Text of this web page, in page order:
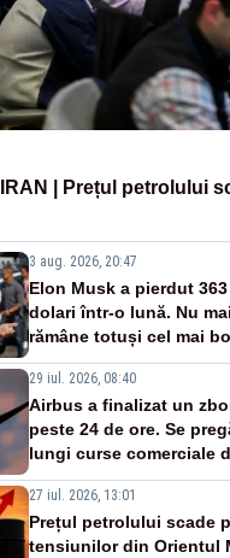
| Prețul petrolului
3 aug. 2026, 20:47
Elon Musk a pierdut
dolari într-o lună. Nu
rămâne totuși cel mai
29 iul. 2026, 08:40
Airbus a finalizat un
peste 24 de ore. Se
lungi curse comerciale
27 iul. 2026, 13:01
Prețul petrolului scade
tensiunilor din Orientul